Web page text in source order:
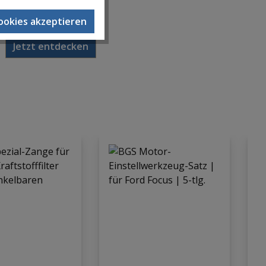
Alles im Griff!
Jetzt entdecken
akzeptieren